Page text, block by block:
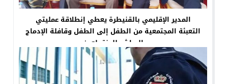
المدير الإقليمي بالقنيطرة يعطي إنطلاقة عمليتي
التعبئة المجتمعية من الطفل إلى الطفل وقافلة الإدماج
المباشر للمنقطعين